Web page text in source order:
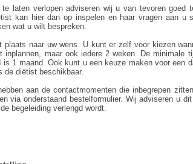
laten verlopen adviseren wij u van tevoren goed
kan hier dan op inspelen en haar vragen aan
wat u wilt bespreken.
plaats naar uw wens. U kunt er zelf voor kiezen
inplannen, maar ook iedere 2 weken. De
1 maand. Ook kunt u een keuze maken voor een
de diëtist beschikbaar.
aan de contactmomenten die inbegrepen
via onderstaand bestelformulier. Wij adviseren u
begeleiding verlengd wordt.